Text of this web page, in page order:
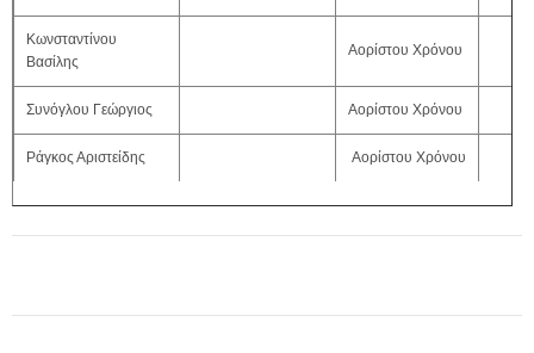
Κωνσταντίνου
Βασίλης
Αορίστου Χρόνου
Συνόγλου Γεώργιος Αορίστου Χρόνου
Ράγκος Αριστείδης Αορίστου Χρόνου